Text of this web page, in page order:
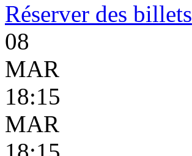
Réserver des billets
08
MAR
18:15
MAR